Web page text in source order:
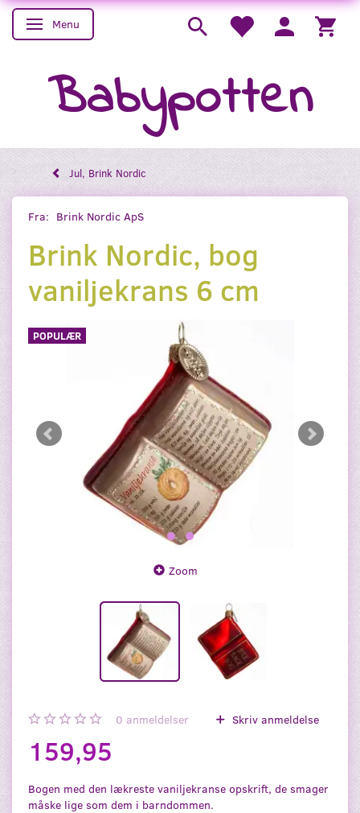
Skifte navigation
Menu
Babypotten
Jul, Brink Nordic
Fra: Brink Nordic ApS
Brink Nordic, bog
vaniljekrans 6 cm
POPULÆR
Zoom
0 anmeldelser Skriv anmeldelse
159,95
Bogen med den lækreste vaniljekranse opskrift, de smager
måske lige som dem i barndommen.